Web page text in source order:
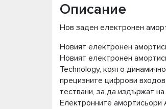
Описание
Нов заден електронен
Новият електронен
Новият електронен
Technology, която
прецизните цифрови
тествани, за да издържат
Електронните